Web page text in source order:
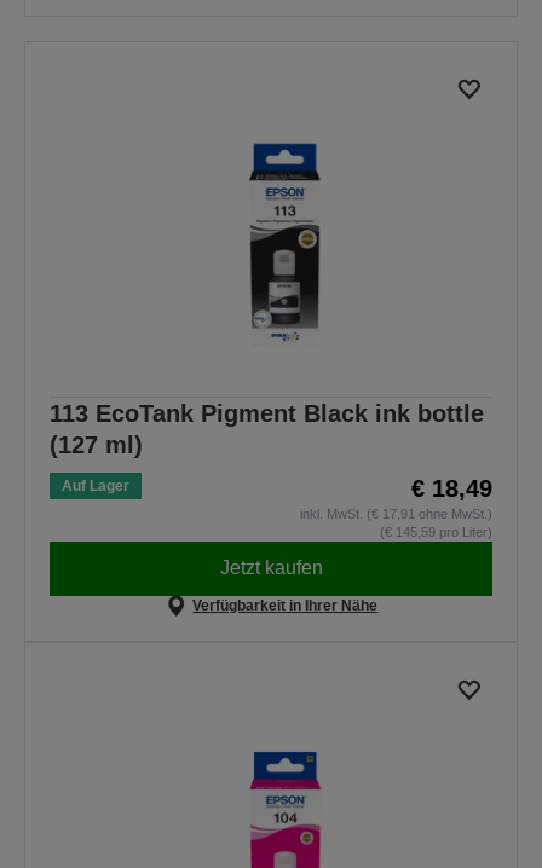
113 EcoTank Pigment Black ink bottle
(127 ml)
Auf Lager € 18,49
inkl. MwSt. (€ 17,91 ohne MwSt.)
(€ 145,59 pro Liter)
Jetzt kaufen
Verfügbarkeit in Ihrer Nähe